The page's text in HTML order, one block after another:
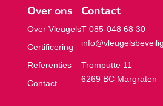
Over ons
Over Vleugels
Certificering
Referenties
Contact
Contact
T 085-048 68 30
Tromputte 11
6269 BC Margraten